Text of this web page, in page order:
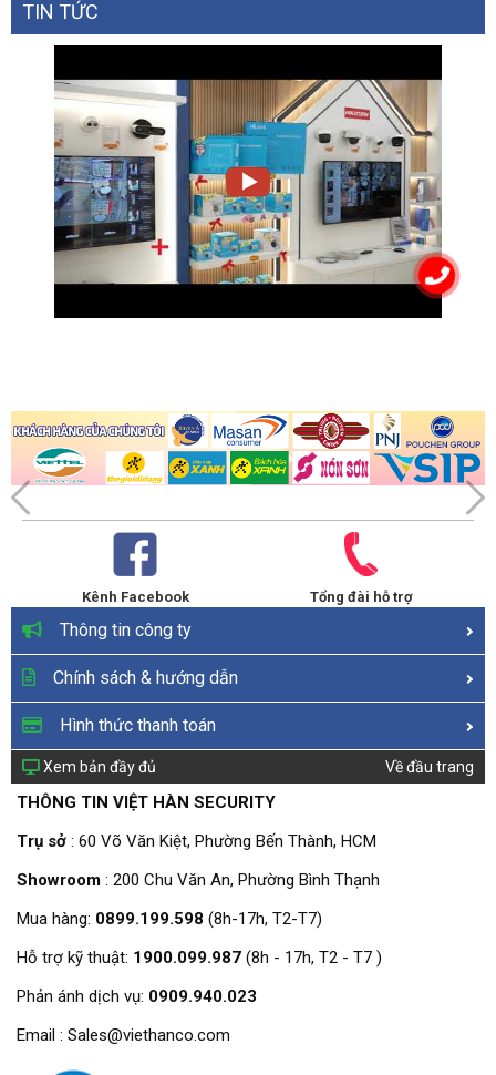
TIN TỨC
Kênh Facebook Tổng đài hỗ trợ
Thông tin công ty
Chính sách & hướng dẫn
Hình thức thanh toán
Xem bản đầy đủ Về đầu trang
THÔNG TIN VIỆT HÀN SECURITY
Trụ sở : 60 Võ Văn Kiệt, Phường Bến Thành, HCM
Showroom : 200 Chu Văn An, Phường Bình Thạnh
Mua hàng: 0899.199.598 (8h-17h, T2-T7)
Hỗ trợ kỹ thuật: 1900.099.987 (8h - 17h, T2 - T7 )
Phản ánh dịch vụ: 0909.940.023
Email : Sales@viethanco.com